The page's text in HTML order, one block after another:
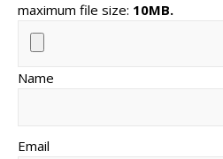
maximum file size: 10MB.
Name
Email